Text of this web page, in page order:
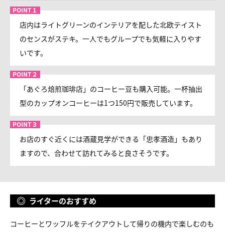
店内はライトグリーンのインテリアを配した北欧テイスト
のセンスがステキ。一人でもグループでも気軽に入りやす
いです。
「あぐろ焙煎珈琲店」のコーヒー豆も購入可能。一杯抽出
型のカップオンコーヒーは1つ150円で販売しています。
お店のすぐ近くには酒蔵見学ができる「忠孝酒造」もあり
ますので、合わせて訪れてみると良さそうです。
ライターのおすすめ
コーヒーとワッフルをテイクアウトして帰りの機内で楽しむのも